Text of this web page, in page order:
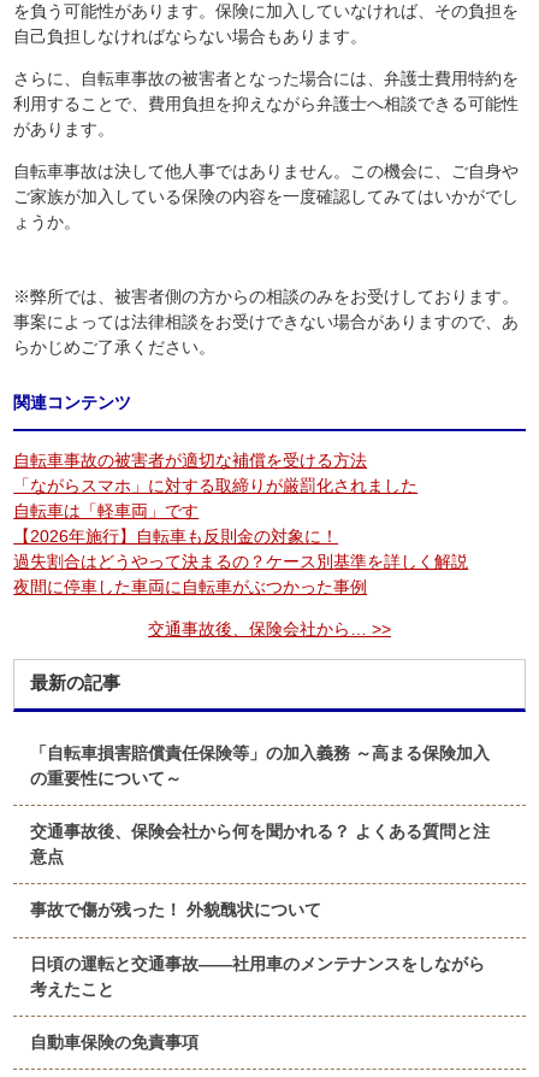
を負う可能性があります。保険に加入していなければ、その負担を
自己負担しなければならない場合もあります。
さらに、自転車事故の被害者となった場合には、弁護士費用特約を
利用することで、費用負担を抑えながら弁護士へ相談できる可能性
があります。
自転車事故は決して他人事ではありません。この機会に、ご自身や
ご家族が加入している保険の内容を一度確認してみてはいかがでし
ょうか。
※弊所では、被害者側の方からの相談のみをお受けしております。
事案によっては法律相談をお受けできない場合がありますので、あ
らかじめご了承ください。
関連コンテンツ
自転車事故の被害者が適切な補償を受ける方法
「ながらスマホ」に対する取締りが厳罰化されました
自転車は「軽車両」です
【2026年施行】自転車も反則金の対象に！
過失割合はどうやって決まるの？ケース別基準を詳しく解説
夜間に停車した車両に自転車がぶつかった事例
交通事故後、保険会社から… >>
最新の記事
「自転車損害賠償責任保険等」の加入義務 ～高まる保険加入
の重要性について～
交通事故後、保険会社から何を聞かれる？ よくある質問と注
意点
事故で傷が残った！ 外貌醜状について
日頃の運転と交通事故――社用車のメンテナンスをしながら
考えたこと
自動車保険の免責事項